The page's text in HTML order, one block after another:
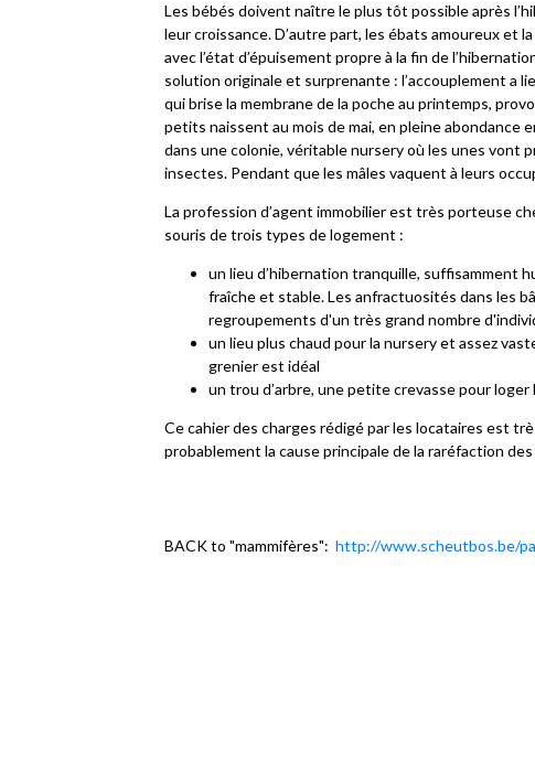
Les bébés doivent naître le plus tôt possible après
leur croissance. D’autre part, les ébats amoureux
avec l’état d’épuisement propre à la fin de
solution originale et surprenante : l’accouplement a
qui brise la membrane de la poche au printemps,
petits naissent au mois de mai, en pleine
dans une colonie, véritable nursery où les unes vont
insectes. Pendant que les mâles vaquent à leurs
La profession d’agent immobilier est très porteuse
souris de trois types de logement :
un lieu d’hibernation tranquille, suffisamment
fraîche et stable. Les anfractuosités dans les
regroupements d'un très grand nombre
un lieu plus chaud pour la nursery et assez
grenier est idéal
un trou d’arbre, une petite crevasse pour loger
Ce cahier des charges rédigé par les locataires est
probablement la cause principale de la raréfaction
BACK to "mammifères":http://www.scheutbos.be/